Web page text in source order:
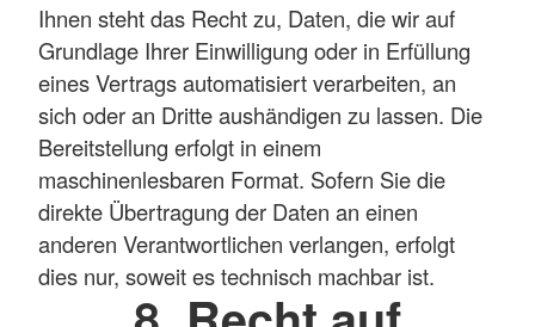
Ihnen steht das Recht zu, Daten, die wir auf
Grundlage Ihrer Einwilligung oder in Erfüllung
eines Vertrags automatisiert verarbeiten, an
sich oder an Dritte aushändigen zu lassen. Die
Bereitstellung erfolgt in einem
maschinenlesbaren Format. Sofern Sie die
direkte Übertragung der Daten an einen
anderen Verantwortlichen verlangen, erfolgt
dies nur, soweit es technisch machbar ist.